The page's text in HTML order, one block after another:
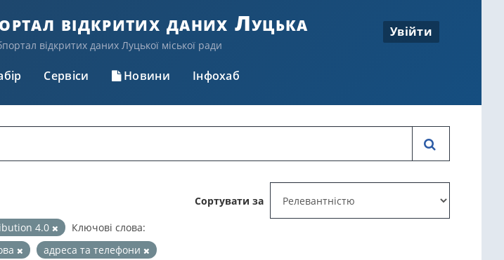
відкритих даних Луцька
відкритих даних Луцької міської ради
Увійти
Сервіси Новини Інфохаб
Сортувати за
4.0
Ключові слова:
адреса та телефони